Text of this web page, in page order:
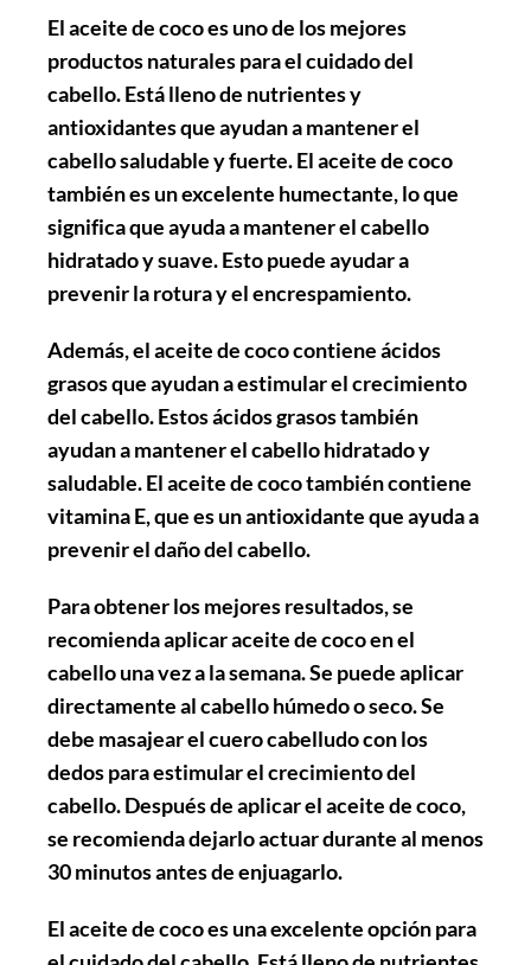
El aceite de coco es uno de los mejores
productos naturales para el cuidado del
cabello. Está lleno de nutrientes y
antioxidantes que ayudan a mantener el
cabello saludable y fuerte. El aceite de coco
también es un excelente humectante, lo que
significa que ayuda a mantener el cabello
hidratado y suave. Esto puede ayudar a
prevenir la rotura y el encrespamiento.
Además, el aceite de coco contiene ácidos
grasos que ayudan a estimular el crecimiento
del cabello. Estos ácidos grasos también
ayudan a mantener el cabello hidratado y
saludable. El aceite de coco también contiene
vitamina E, que es un antioxidante que ayuda a
prevenir el daño del cabello.
Para obtener los mejores resultados, se
recomienda aplicar aceite de coco en el
cabello una vez a la semana. Se puede aplicar
directamente al cabello húmedo o seco. Se
debe masajear el cuero cabelludo con los
dedos para estimular el crecimiento del
cabello. Después de aplicar el aceite de coco,
se recomienda dejarlo actuar durante al menos
30 minutos antes de enjuagarlo.
El aceite de coco es una excelente opción para